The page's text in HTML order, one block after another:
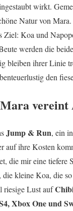
wirkt.
Natur von
Koa und
werden die
bleiben ihrer Linie
den
Jump & Run, ein
auf ihre Kosten
die mir eine
kleine Koa, die
riesige Lust auf
Xbox One und